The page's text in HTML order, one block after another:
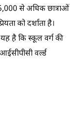
से अधिक छात्राओं
को दर्शाता है।
है कि स्कूल वर्ग की
वर्ल्ड